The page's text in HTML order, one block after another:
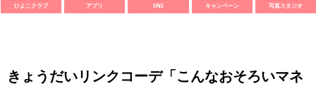
ひよこクラブ アプリ SNS キャンペーン 写真スタジオ
きょうだいリンクコーデ「こんなおそろいマネ